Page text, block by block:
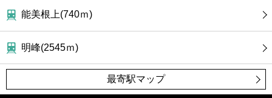
カフェ
ショッピング
能美根上(740ｍ)
明峰(2545ｍ)
最寄駅マップ